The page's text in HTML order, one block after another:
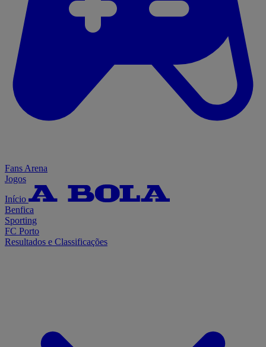
Fans Arena
Jogos
Início
Benfica
Sporting
FC Porto
Resultados e Classificações